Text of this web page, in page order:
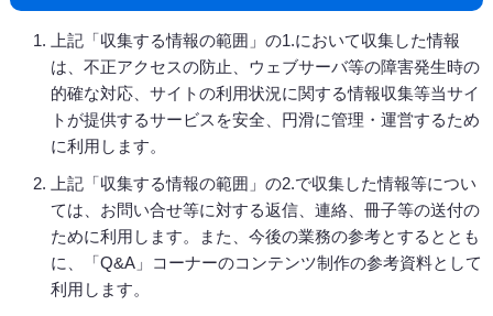
上記「収集する情報の範囲」の1.において収集した情報
は、不正アクセスの防止、ウェブサーバ等の障害発生時の
的確な対応、サイトの利用状況に関する情報収集等当サイ
トが提供するサービスを安全、円滑に管理・運営するため
に利用します。
上記「収集する情報の範囲」の2.で収集した情報等につい
ては、お問い合せ等に対する返信、連絡、冊子等の送付の
ために利用します。また、今後の業務の参考とするととも
に、「Q&A」コーナーのコンテンツ制作の参考資料として
利用します。